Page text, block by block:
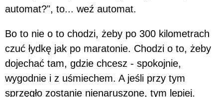
automat?", to... weź automat.
Bo to nie o to chodzi, żeby po 300 kilometrach
czuć łydkę jak po maratonie. Chodzi o to, żeby
dojechać tam, gdzie chcesz - spokojnie,
wygodnie i z uśmiechem. A jeśli przy tym
sprzęgło zostanie nienaruszone, tym lepiej.